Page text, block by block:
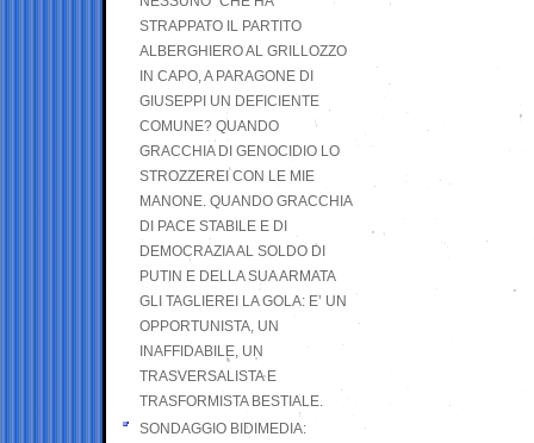
STRAPPATO IL PARTITO
ALBERGHIERO AL GRILLOZZO
IN CAPO, A PARAGONE DI
GIUSEPPI UN DEFICIENTE
COMUNE? QUANDO
GRACCHIA DI GENOCIDIO LO
STROZZEREI CON LE MIE
MANONE. QUANDO GRACCHIA
DI PACE STABILE E DI
DEMOCRAZIA AL SOLDO DI
PUTIN E DELLA SUA ARMATA
GLI TAGLIEREI LA GOLA: E’ UN
OPPORTUNISTA, UN
INAFFIDABILE, UN
TRASVERSALISTA E
TRASFORMISTA BESTIALE.
SONDAGGIO BIDIMEDIA: